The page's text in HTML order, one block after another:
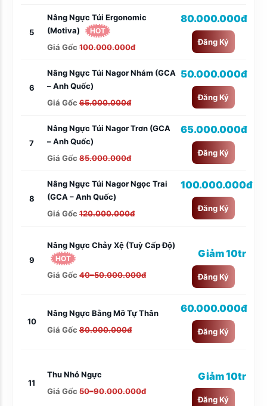
5
Nâng Ngực Túi Ergonomic
(Motiva)
HOT
Giá Gốc 100.000.000đ
80.000.000đ
Đăng Ký
6
Nâng Ngực Túi Nagor Nhám (GCA
– Anh Quốc)
Giá Gốc 65.000.000đ
50.000.000đ
Đăng Ký
7
Nâng Ngực Túi Nagor Trơn (GCA
– Anh Quốc)
Giá Gốc 85.000.000đ
65.000.000đ
Đăng Ký
8
Nâng Ngực Túi Nagor Ngọc Trai
(GCA – Anh Quốc)
Giá Gốc 120.000.000đ
100.000.000đ
Đăng Ký
9
Nâng Ngực Chảy Xệ (tuỳ Cấp Độ)
HOT
Giá Gốc 40–50.000.000đ
Giảm 10tr
Đăng Ký
10
Nâng Ngực Bằng Mỡ Tự Thân
Giá Gốc 80.000.000đ
60.000.000đ
Đăng Ký
11
Thu Nhỏ Ngực
Giá Gốc 50–90.000.000đ
Giảm 10tr
Đăng Ký